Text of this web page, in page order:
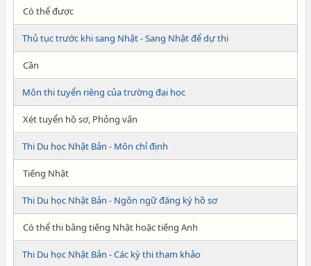
Có thể được
Thủ tục trước khi sang Nhật - Sang Nhật để dự thi
Cần
Môn thi tuyển riêng của trường đại học
Xét tuyển hồ sơ, Phỏng vấn
Thi Du học Nhật Bản - Môn chỉ định
Tiếng Nhật
Thi Du học Nhật Bản - Ngôn ngữ đăng ký hồ sơ
Có thể thi bằng tiếng Nhật hoặc tiếng Anh
Thi Du học Nhật Bản - Các kỳ thi tham khảo